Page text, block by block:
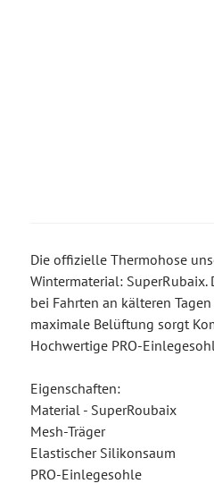
Die offizielle Thermohose
Wintermaterial:
bei Fahrten an kälteren
maximale Belüftung sorgt
Hochwertige PRO-
Eigenschaften:
Material - SuperRoubaix
Mesh-Träger
Elastischer Silikonsaum
PRO-Einlegesohle